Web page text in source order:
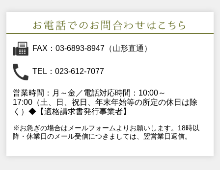
FAX：03-6893-8947（山形直通）
TEL：023-612-7077
営業時間：月～金／電話対応時間：10:00～
17:00（土、日、祝日、年末年始等の所定の休日は除
く）◆【適格請求書発行事業者】
※お急ぎの場合はメールフォームよりお願いします。18時以
降・休業日のメール受信につきましては、翌営業日返信。